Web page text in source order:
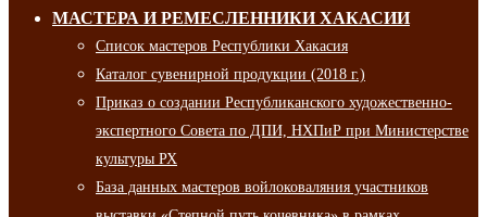
МАСТЕРА И РЕМЕСЛЕННИКИ ХАКАСИИ
Список мастеров Республики Хакасия
Каталог сувенирной продукции (2018 г.)
Приказ о создании Республиканского художественно-
экспертного Совета по ДПИ, НХПиР при Министерстве
культуры РХ
База данных мастеров войлоковаляния участников